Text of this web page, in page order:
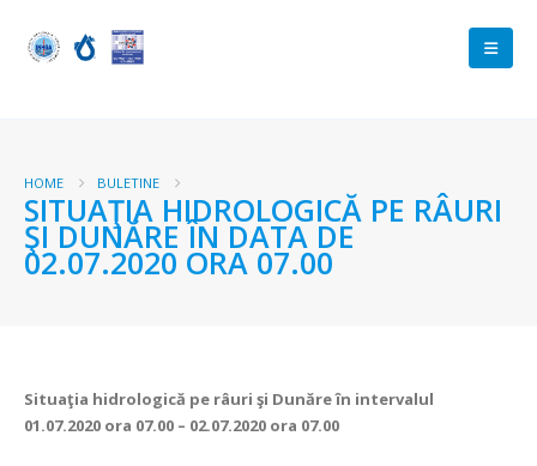
HOME BULETINE
SITUAŢIA HIDROLOGICĂ PE RÂURI
ŞI DUNĂRE ÎN DATA DE
02.07.2020 ORA 07.00
Situaţia hidrologică pe râuri şi Dunăre în intervalul
01.07.2020 ora 07.00 – 02.07.2020 ora 07.00